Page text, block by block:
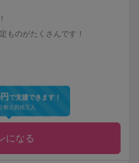
ものがたくさんです！
で支援できます！
数点四捨五入
になる